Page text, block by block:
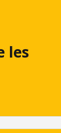
Nous
les